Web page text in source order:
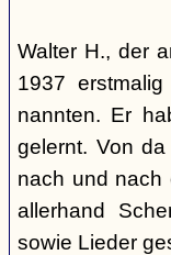
Walter H., der
1937
nannten. Er
gelernt. Von
nach und nach
allerhand
sowie Lieder